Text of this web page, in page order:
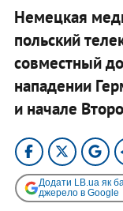
Немецкая
польский
совместный
нападении
и начале
Додати LB.ua як
джерело в Google